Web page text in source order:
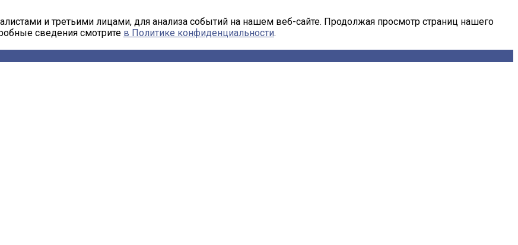
и третьими лицами, для анализа событий на нашем веб-сайте. Продолжая просмотр страниц нашего
сведения смотрите в Политике конфиденциальности.